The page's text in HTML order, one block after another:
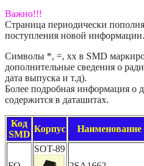
Важно!!!
Страница периодически
поступления новой информации.
Символы *, =, xx в SMD
дополнительные сведения о
дата выпуска и т.д).
Более подробная информация о
содержится в даташитах.
Код
SMD
Корпус Наименование
SOT-89